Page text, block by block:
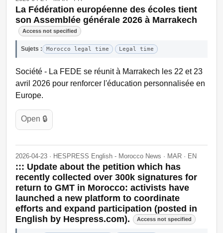
La Fédération européenne des écoles tient
son Assemblée générale 2026 à Marrakech
Access not specified
Sujets : Morocco legal time Legal time
Société - La FEDE se réunit à Marrakech les 22 et 23
avril 2026 pour renforcer l'éducation personnalisée en
Europe.
Open 🔒
2026-04-23 · HESPRESS English - Morocco News · MAR · EN
::: Update about the petition which has
recently collected over 300k signatures for
return to GMT in Morocco: activists have
launched a new platform to coordinate
efforts and expand participation (posted in
English by Hespress.com).
Access not specified